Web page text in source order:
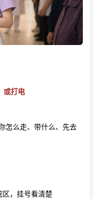
或打电
么走、带什么、先去
，挂号看清楚